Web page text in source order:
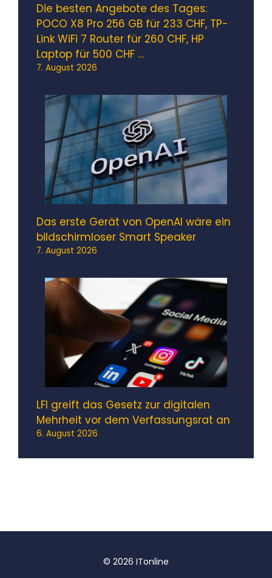
Die besten Angebote des Tages:
POCO X8 Pro 256 GB für 233 CHF, TP-
Link WiFi 7 Router für 260 CHF, HP
Laptop für 500 CHF …
7. August 2026
Das erste Gerät von OpenAI wäre ein
bildschirmloser Smart Speaker
7. August 2026
LFI greift das Gesetz zur digitalen
Mehrheit vor dem Verfassungsrat an
6. August 2026
© 2026 ITonline